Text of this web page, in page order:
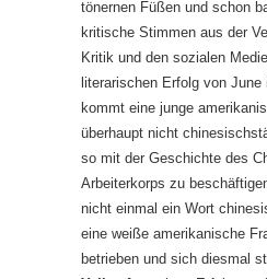
tönernen Füßen und schon
kritische Stimmen aus der
Kritik und den sozialen
literarischen Erfolg von
kommt eine junge
überhaupt nicht
so mit der Geschichte des
Arbeiterkorps zu
nicht einmal ein Wort
eine weiße amerikanische
betrieben und sich diesmal